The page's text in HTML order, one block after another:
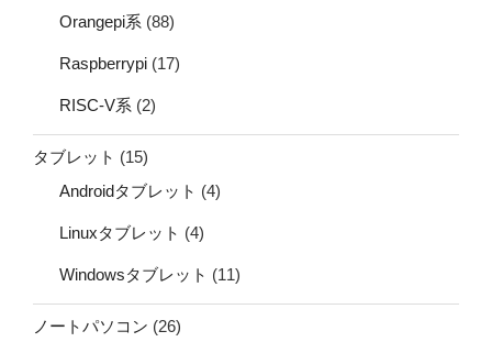
Orangepi系 (88)
Raspberrypi (17)
RISC-V系 (2)
タブレット (15)
Androidタブレット (4)
Linuxタブレット (4)
Windowsタブレット (11)
ノートパソコン (26)